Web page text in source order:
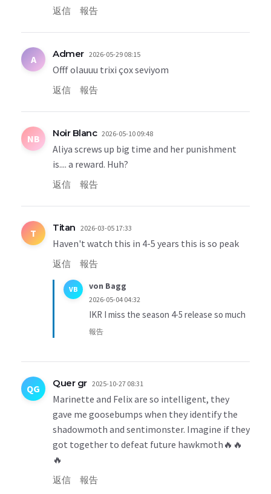
返信 報告
A Admer 2026-05-29 08:15
Offf olauuu trixi çox seviyom
返信 報告
NB Noir Blanc 2026-05-10 09:48
Aliya screws up big time and her punishment
is.... a reward. Huh?
返信 報告
T Titan 2026-03-05 17:33
Haven't watch this in 4-5 years this is so peak
返信 報告
VB von Bagg
2026-05-04 04:32
IKR I miss the season 4-5 release so much
報告
QG Quer gr 2025-10-27 08:31
Marinette and Felix are so intelligent, they
gave me goosebumps when they identify the
shadowmoth and sentimonster. Imagine if they
got together to defeat future hawkmoth🔥🔥
🔥
返信 報告